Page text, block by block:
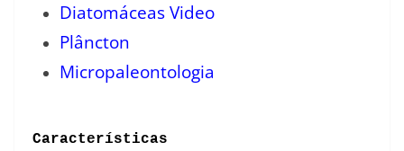
Diatomáceas Video
Plâncton
Micropaleontologia
Características